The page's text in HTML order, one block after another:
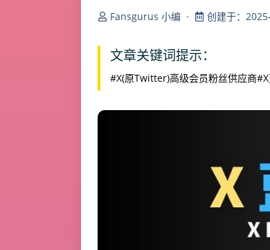
Fansgurus 小编 · 创建于：
文章关键词提示：
#X(原Twitter)高级会员粉丝供应商